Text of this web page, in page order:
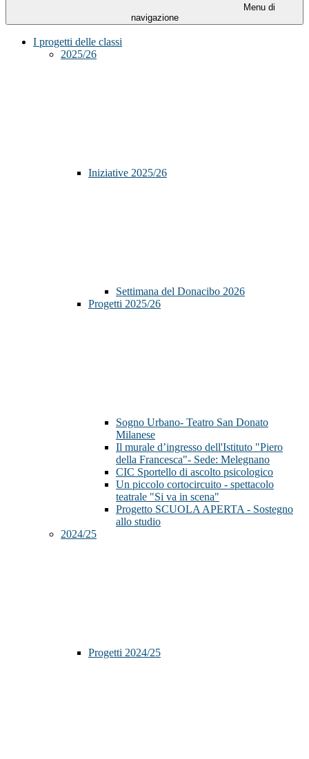
Menu di
navigazione
I progetti delle classi
2025/26
Iniziative 2025/26
Settimana del Donacibo 2026
Progetti 2025/26
Sogno Urbano- Teatro San Donato
Milanese
Il murale d’ingresso dell'Istituto "Piero
della Francesca"- Sede: Melegnano
CIC Sportello di ascolto psicologico
Un piccolo cortocircuito - spettacolo
teatrale "Si va in scena"
Progetto SCUOLA APERTA - Sostegno
allo studio
2024/25
Progetti 2024/25